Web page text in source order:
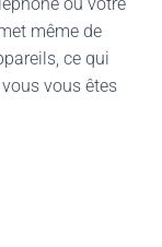
même de
ce qui
vous êtes